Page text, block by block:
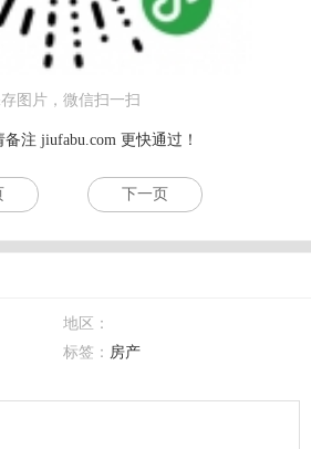
图片，微信扫一扫
备注 jiufabu.com 更快通过！
下一页
地区：
标签： 房产